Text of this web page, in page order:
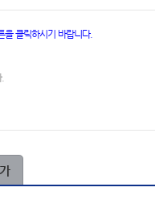
을 클릭하시기 바랍니다.